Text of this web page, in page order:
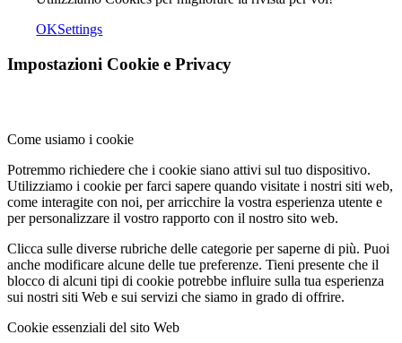
OKSettings
Impostazioni Cookie e Privacy
Come usiamo i cookie
Potremmo richiedere che i cookie siano attivi sul tuo dispositivo.
Utilizziamo i cookie per farci sapere quando visitate i nostri siti web,
come interagite con noi, per arricchire la vostra esperienza utente e
per personalizzare il vostro rapporto con il nostro sito web.
Clicca sulle diverse rubriche delle categorie per saperne di più. Puoi
anche modificare alcune delle tue preferenze. Tieni presente che il
blocco di alcuni tipi di cookie potrebbe influire sulla tua esperienza
sui nostri siti Web e sui servizi che siamo in grado di offrire.
Cookie essenziali del sito Web